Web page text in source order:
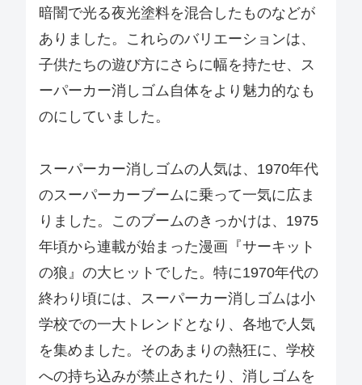
暗闇で光る夜光塗料を混合したものなどが
ありました。これらのバリエーションは、
子供たちの遊び方にさらに幅を持たせ、ス
ーパーカー消しゴム自体をより魅力的なも
のにしていました。
スーパーカー消しゴムの人気は、1970年代
のスーパーカーブームに乗って一気に広ま
りました。このブームのきっかけは、1975
年頃から連載が始まった漫画『サーキット
の狼』の大ヒットでした。特に1970年代の
終わり頃には、スーパーカー消しゴムは小
学校での一大トレンドとなり、各地で人気
を集めました。そのあまりの熱狂に、学校
への持ち込みが禁止されたり、消しゴムを